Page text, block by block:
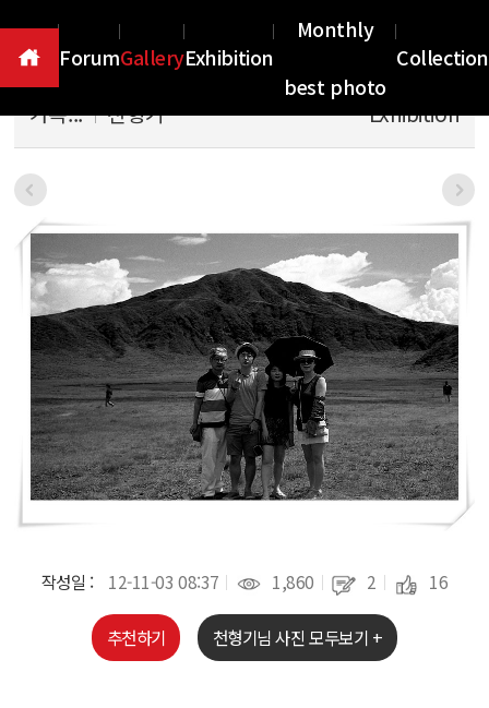
ForumGalleryExhibition
Monthly
best photo
Collection
가족... 천형기 Exhibition
본문
작성일 : 12-11-03 08:37 1,860 2 16
추천하기 천형기님 사진 모두보기 +